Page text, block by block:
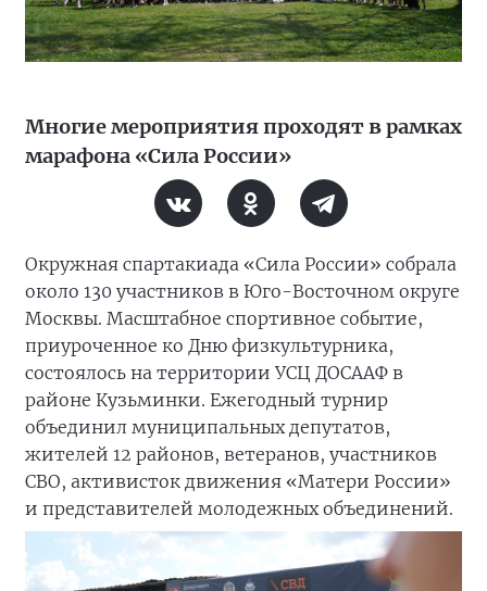
Многие мероприятия проходят в рамках
марафона «Сила России»
Окружная спартакиада «Сила России» собрала
около 130 участников в Юго-Восточном округе
Москвы. Масштабное спортивное событие,
приуроченное ко Дню физкультурника,
состоялось на территории УСЦ ДОСААФ в
районе Кузьминки. Ежегодный турнир
объединил муниципальных депутатов,
жителей 12 районов, ветеранов, участников
СВО, активисток движения «Матери России»
и представителей молодежных объединений.